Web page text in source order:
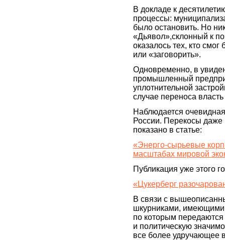
В докладе к
процессы:
было остановить. Но
«Дьявол»,склонный к
оказалось тех, кто
или «заговорить».
Одновременно, в
промышленный
уплотнительной
случае переноса
Наблюдается
России. Перекосы даже
показано в статье:
«Энерго-сырьевые
масштабах мировой
Публикация уже этого
«Цукерберг
В связи с
шкурниками, имеющими
по которым
и политическую
все более удручающее